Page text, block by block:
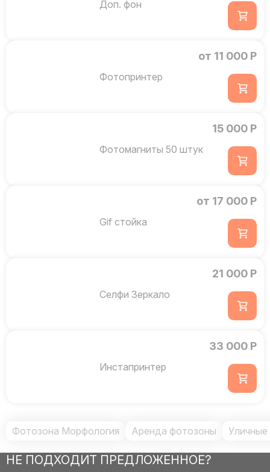
Доп. фон
Фотопринтер
от 11 000 Р
Фотомагниты 50 штук
15 000 Р
Gif стойка
от 17 000 Р
Селфи Зеркало
21 000 Р
Инстапринтер
33 000 Р
Фотозона Морфология Аренда фотозоны
НЕ ПОДХОДИТ ПРЕДЛОЖЕННОЕ?